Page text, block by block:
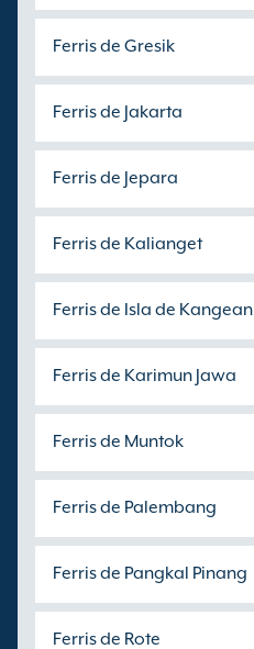
Ferris de Gresik
Ferris de Jakarta
Ferris de Jepara
Ferris de Kalianget
Ferris de Isla de Kangean
Ferris de Karimun Jawa
Ferris de Muntok
Ferris de Palembang
Ferris de Pangkal Pinang
Ferris de Rote